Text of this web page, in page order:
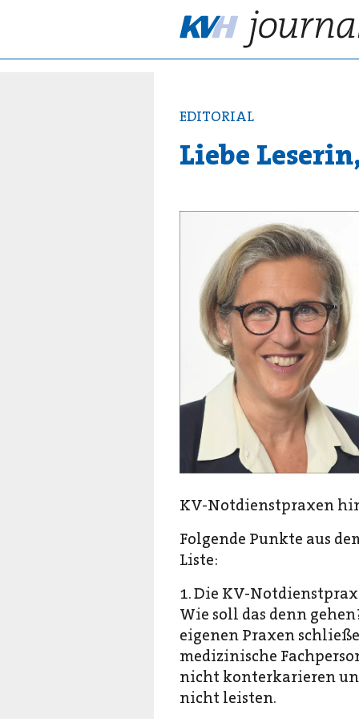
Liebe
EDITORIAL
KV-Notdienstpraxen
Folgende Punkte aus
Liste:
1. Die KV-
Wie soll das denn
eigenen Praxen
medizinische
nicht konterkarieren
nicht leisten.